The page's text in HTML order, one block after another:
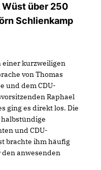
über 250
Schlienkamp
einer kurzweiligen
von Thomas
und dem CDU-
Raphael
ging es direkt los. Die
und CDU-
brachte ihm häufig
anwesenden